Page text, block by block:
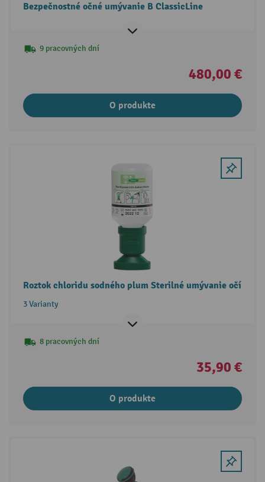
Bezpečnostné očné umývanie B ClassicLine
9 pracovných dní
480,00 €
O produkte
Roztok chloridu sodného plum Sterilné umývanie očí
3 Varianty
8 pracovných dní
35,90 €
O produkte